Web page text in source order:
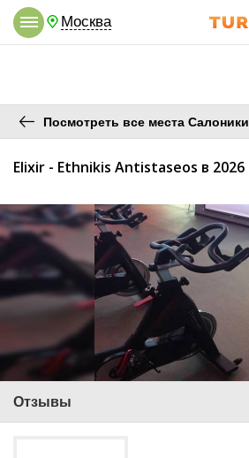
Москва
Посмотреть все места Салоники
Elixir - Ethnikis Antistaseos в 2026
Отзывы